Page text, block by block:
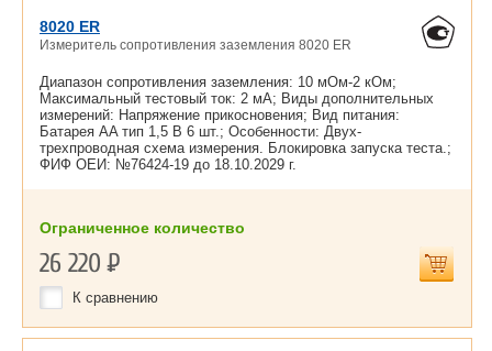
8020 ER
Измеритель сопротивления заземления 8020 ER
Диапазон сопротивления заземления: 10 мОм-2 кОм;
Максимальный тестовый ток: 2 мА; Виды дополнительных
измерений: Напряжение прикосновения; Вид питания:
Батарея AA тип 1,5 В 6 шт.; Особенности: Двух-
трехпроводная схема измерения. Блокировка запуска теста.;
ФИФ ОЕИ: №76424-19 до 18.10.2029 г.
Ограниченное количество
26 220Р
К сравнению